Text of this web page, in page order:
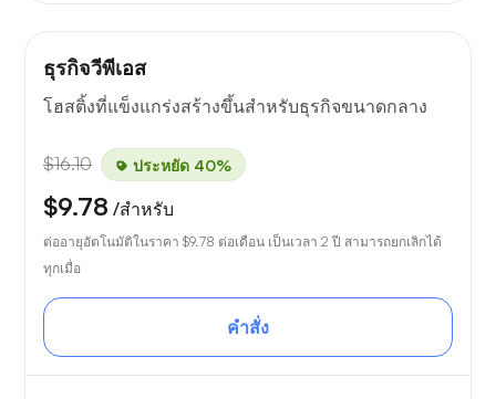
ธุรกิจวีพีเอส
โฮสติ้งที่แข็งแกร่งสร้างขึ้นสำหรับธุรกิจขนาดกลาง
$16.10 ประหยัด 40%
$9.78 /สำหรับ
ต่ออายุอัตโนมัติในราคา $9.78 ต่อเดือน เป็นเวลา 2 ปี สามารถยกเลิกได้
ทุกเมื่อ
คำสั่ง